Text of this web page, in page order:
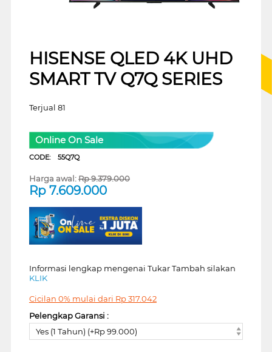
HISENSE QLED 4K UHD
SMART TV Q7Q SERIES
Terjual 81
Online On Sale
CODE: 55Q7Q
Harga awal:Rp9.379.000
Rp 7.609.000
Informasi lengkap mengenai Tukar Tambah silakan
KLIK
Cicilan 0% mulai dari Rp317.042
Pelengkap Garansi :
Yes (1 Tahun) (+Rp 99.000)